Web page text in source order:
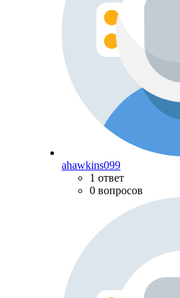
ahawkins099
1 ответ
0 вопросов